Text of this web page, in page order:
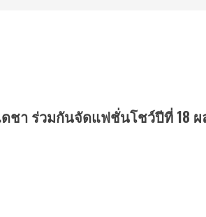
ชา ร่วมกันจัดแฟชั่นโชว์ปีที่ 18